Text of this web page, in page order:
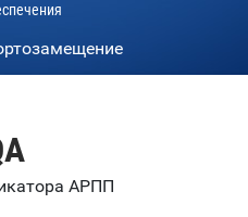
АРПП